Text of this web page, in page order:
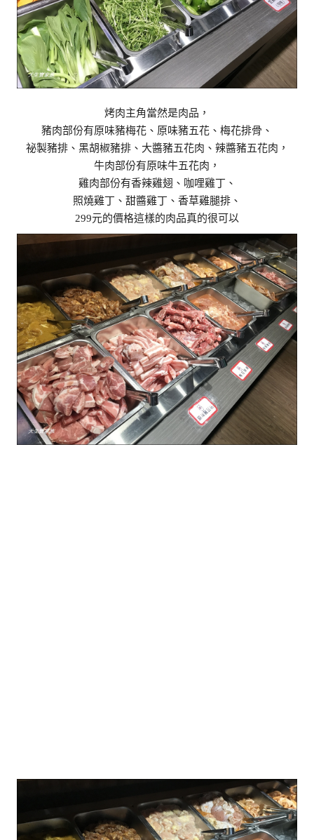
烤肉主角當然是肉品，
豬肉部份有原味豬梅花、原味豬五花、梅花排骨、
祕製豬排、黑胡椒豬排、大醬豬五花肉、辣醬豬五花肉，
牛肉部份有原味牛五花肉，
雞肉部份有香辣雞翅、咖哩雞丁、
照燒雞丁、甜醬雞丁、香草雞腿排、
299元的價格這樣的肉品真的很可以